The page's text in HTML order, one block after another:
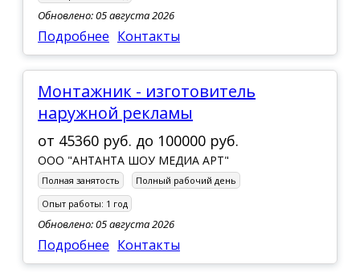
Обновлено: 05 августа 2026
Подробнее Контакты
Монтажник - изготовитель
наружной рекламы
от 45360 руб. до 100000 руб.
ООО "АНТАНТА ШОУ МЕДИА АРТ"
Полная занятость
Полный рабочий день
Опыт работы: 1 год
Обновлено: 05 августа 2026
Подробнее Контакты